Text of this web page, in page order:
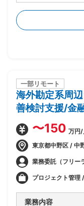
・製品選定から導
・現行システムの
・RFP作成、ベン
・PJ計画策定、
・システム設計
一部リモート
海外勘定系周
善検討支援/金
〜150 万円
東京都中野区 / 中
業務委託（フリー
プロジェクト管理
業務内容